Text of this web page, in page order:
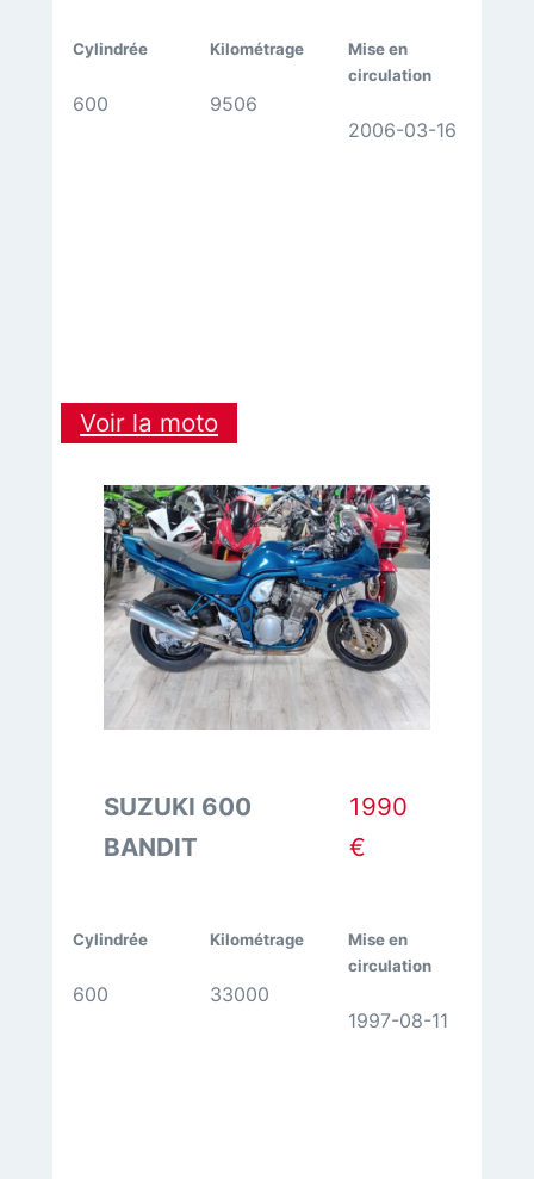
Cylindrée
600
Kilométrage
9506
Mise en
circulation
2006-03-16
Voir la moto:
R6
2006
SUZUKI 600
BANDIT
1990
€
Cylindrée
600
Kilométrage
33000
Mise en
circulation
1997-08-11